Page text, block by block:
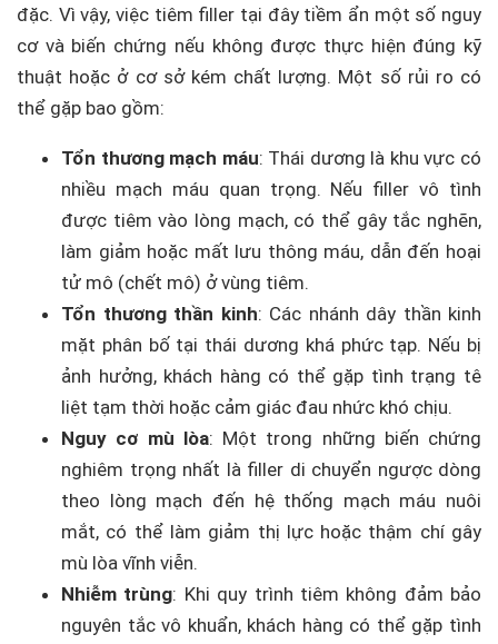
đặc. Vì vậy, việc tiêm filler tại đây tiềm ẩn một số nguy
cơ và biến chứng nếu không được thực hiện đúng kỹ
thuật hoặc ở cơ sở kém chất lượng. Một số rủi ro có
thể gặp bao gồm:
Tổn thương mạch máu: Thái dương là khu vực có
nhiều mạch máu quan trọng. Nếu filler vô tình
được tiêm vào lòng mạch, có thể gây tắc nghẽn,
làm giảm hoặc mất lưu thông máu, dẫn đến hoại
tử mô (chết mô) ở vùng tiêm.
Tổn thương thần kinh: Các nhánh dây thần kinh
mặt phân bố tại thái dương khá phức tạp. Nếu bị
ảnh hưởng, khách hàng có thể gặp tình trạng tê
liệt tạm thời hoặc cảm giác đau nhức khó chịu.
Nguy cơ mù lòa: Một trong những biến chứng
nghiêm trọng nhất là filler di chuyển ngược dòng
theo lòng mạch đến hệ thống mạch máu nuôi
mắt, có thể làm giảm thị lực hoặc thậm chí gây
mù lòa vĩnh viễn.
Nhiễm trùng: Khi quy trình tiêm không đảm bảo
nguyên tắc vô khuẩn, khách hàng có thể gặp tình